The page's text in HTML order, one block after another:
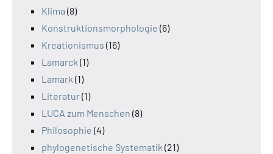
Klima (8)
Konstruktionsmorphologie (6)
Kreationismus (16)
Lamarck (1)
Lamark (1)
Literatur(1)
LUCA zum Menschen (8)
Philosophie (4)
phylogenetische Systematik (21)